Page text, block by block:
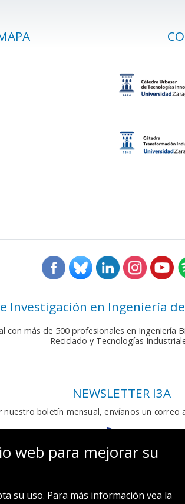
en Ingeniería
más de 500 profesionales en Ingeniería
Reciclado y Tecnologías
NEWSLETTER I3A
nuestro boletín mensual, envíanos un correo
web para mejorar su
su uso. Para más información vea la